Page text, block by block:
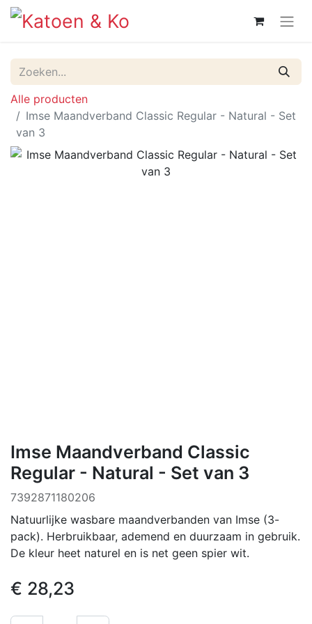
Alle producten
Imse Maandverband Classic Regular - Natural - Set
van 3
Imse Maandverband Classic
Regular - Natural - Set van 3
7392871180206
Natuurlijke wasbare maandverbanden van Imse (3-
pack). Herbruikbaar, ademend en duurzaam in gebruik.
De kleur heet naturel en is net geen spier wit.
€ 28,23